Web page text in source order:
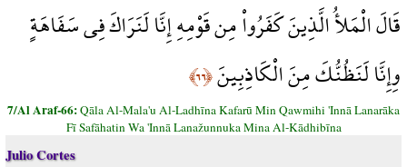
قَالَ الْمَلأُ الَّذِينَ كَفَرُواْ مِن قَوْمِهِ إِنَّا لَنَرَاكَ فِي سَفَاهَةٍ
وِإِنَّا لَنَظُنُّكَ مِنَ الْكَاذِبِينَ﴿٦٦﴾
7/Al Araf-66:Qāla Al-Mala'u Al-Ladhīna Kafarū Min Qawmihi 'Innā Lanarāka
Fī Safāhatin Wa 'Innā Lanažunnuka Mina Al-Kādhibīna
Julio Cortes